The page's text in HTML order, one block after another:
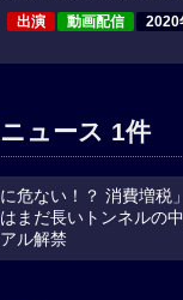
出演 動画配信 2020
ュース 1件
に危ない！？ 消費増税
はまだ長いトンネルの
ル解禁